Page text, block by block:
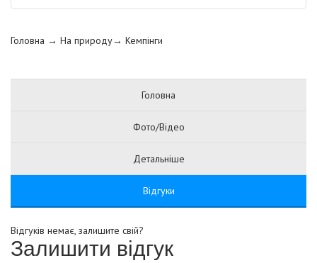
Головна → На природу→ Кемпінги
Головна
Фото/Відео
Детальніше
Відгуки
Відгуків немає, залишите свій?
Залишити відгук